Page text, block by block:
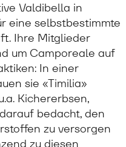
Valdibella in
eine selbstbestimmte
Ihre Mitglieder
um Camporeale auf
In einer
sie «Timilia»
Kichererbsen,
bedacht, den
zu versorgen
zu diesen